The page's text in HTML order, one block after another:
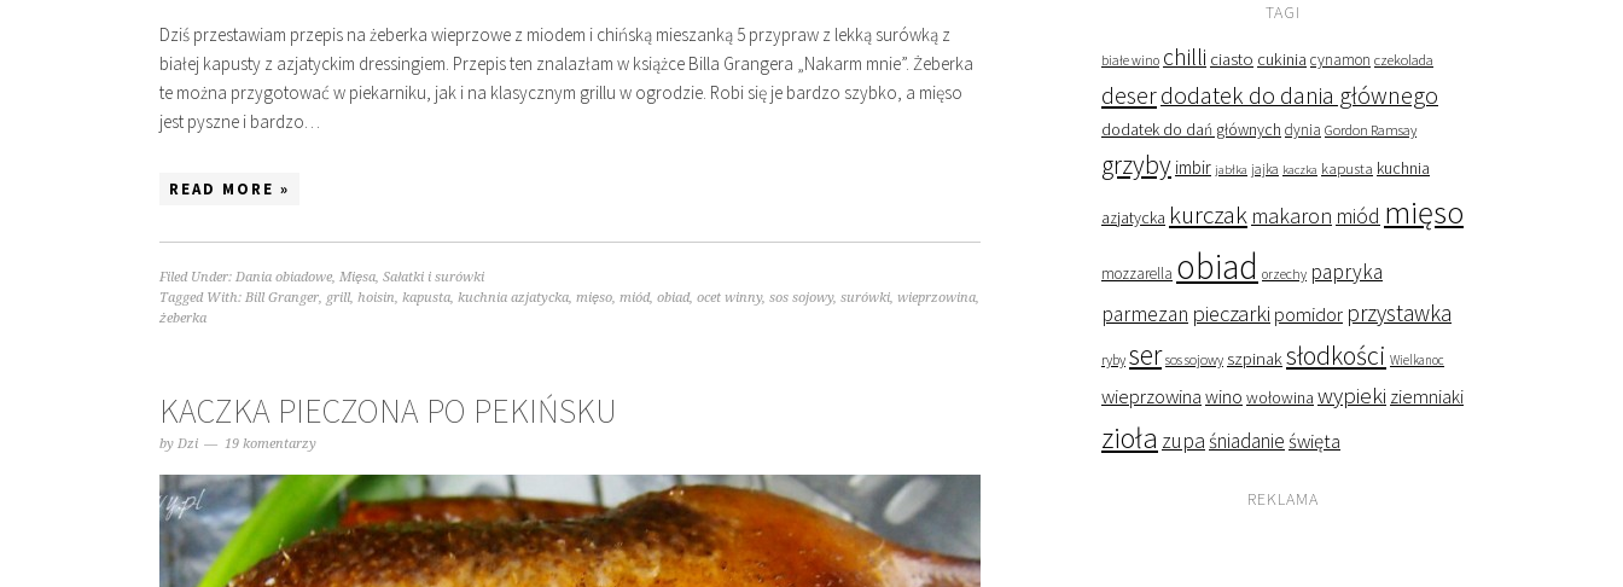
Dziś przestawiam przepis na żeberka wieprzowe z miodem i chińską mieszanką 5 przypraw z lekką surówką z
białej kapusty z azjatyckim dressingiem. Przepis ten znalazłam w książce Billa Grangera „Nakarm mnie”. Żeberka
te można przygotować w piekarniku, jak i na klasycznym grillu w ogrodzie. Robi się je bardzo szybko, a mięso
jest pyszne i bardzo…
READ MORE »
Filed Under: Dania obiadowe, Mięsa, Sałatki i surówki
Tagged With: Bill Granger, grill, hoisin, kapusta, kuchnia azjatycka, mięso, miód, obiad, ocet winny, sos sojowy, surówki, wieprzowina,
żeberka
KACZKA PIECZONA PO PEKIŃSKU
by Dzi 19 komentarzy
TAGI
białe wino chilli ciasto cukinia cynamon czekolada
deserdodatek do dania głównego
dodatek do dań głównych dynia Gordon Ramsay
grzyby imbir jabłka jajka kaczka kapusta kuchnia
azjatycka kurczak makaron miód mięso
mozzarella obiad orzechy papryka
parmezan pieczarki pomidor przystawka
ryby ser sos sojowy szpinaksłodkości Wielkanoc
wieprzowina wino wołowina wypieki ziemniaki
zioła zupaśniadanieświęta
REKLAMA